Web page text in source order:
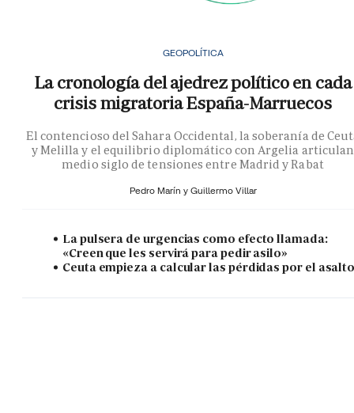
GEOPOLÍTICA
La cronología del ajedrez político en cada
crisis migratoria España-Marruecos
El contencioso del Sahara Occidental, la soberanía de
y Melilla y el equilibrio diplomático con Argelia articulan
medio siglo de tensiones entre Madrid y Rabat
Pedro Marín y Guillermo Villar
La pulsera de urgencias como efecto llamada:
«Creen que les servirá para pedir asilo»
Ceuta empieza a calcular las pérdidas por el